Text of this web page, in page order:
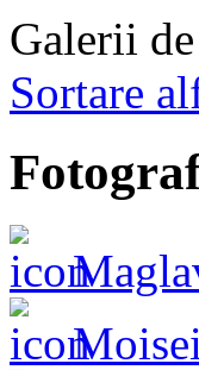
Galerii
Sortare